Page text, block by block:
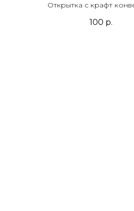
Открытка с крафт
100 р.